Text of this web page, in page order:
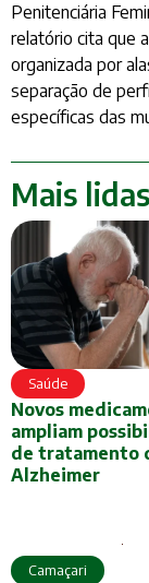
Penitenciária
relatório cita que
organizada por
separação de
específicas das
Mais lidas
Saúde
Novos
ampliam
de tratamento
Alzheimer
Camaçari